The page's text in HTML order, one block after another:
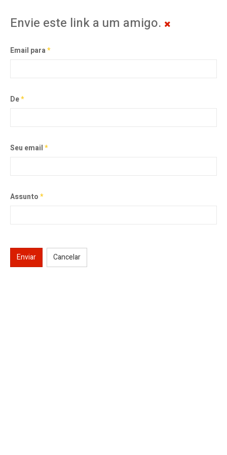
Envie este link a um amigo.
Email para*
De*
Seu email*
Assunto*
Enviar Cancelar